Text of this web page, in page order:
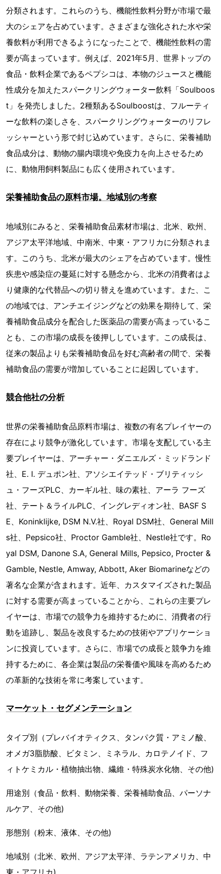
分類されます。これらのうち、機能性飲料分野が市場で最
大のシェアを占めています。さまざまな強化された水や栄
養飲料が利用できるようになったことで、機能性飲料の需
要が高まっています。例えば、2021年5月、世界トップの
食品・飲料企業であるペプシコは、本物のジュースと機能
性成分を加えたスパークリングウォーター飲料「Soulboos
t」を発売しました。2種類あるSoulboostは、フルーティ
ーな飲料の楽しさを、スパークリングウォーターのリフレ
ッシャーという形で封じ込めています。さらに、栄養補助
食品成分は、動物の腸内環境や免疫力を向上させるため
に、動物用飼料製品にも広く使用されています。
栄養補助食品の原料市場。地域別の考察
地域別にみると、栄養補助食品素材市場は、北米、欧州、
アジア太平洋地域、中南米、中東・アフリカに分類されま
す。このうち、北米が最大のシェアを占めています。慢性
疾患や感染症の蔓延に対する懸念から、北米の消費者はよ
り健康的な代替品への切り替えを進めています。また、こ
の地域では、アンチエイジングなどの効果を期待して、栄
養補助食品成分を配合した医薬品の需要が高まっているこ
とも、この市場の成長を後押ししています。この成長は、
従来の製品よりも栄養補助食品を好む高齢者の間で、栄養
補助食品の需要が増加していることに起因しています。
競合他社の分析
世界の栄養補助食品原料市場は、複数の有名プレイヤーの
存在により競争が激化しています。市場を支配している主
要プレイヤーは、アーチャー・ダニエルズ・ミッドランド
社、E. I. デュポン社、アソシエイテッド・ブリティッシ
ュ・フーズPLC、カーギル社、味の素社、アーラ フーズ
社、テート＆ライルPLC、イングレディオン社、BASF S
E、Koninklijke, DSM N.V.社、Royal DSM社、General Mill
s社、Pepsico社、Proctor Gamble社、Nestle社です。Ro
yal DSM, Danone S.A, General Mills, Pepsico, Procter &
Gamble, Nestle, Amway, Abbott, Aker Biomarineなどの
著名な企業が含まれます。近年、カスタマイズされた製品
に対する需要が高まっていることから、これらの主要プレ
イヤーは、市場での競争力を維持するために、消費者の行
動を追跡し、製品を改良するための技術やアプリケーショ
ンに投資しています。さらに、市場での成長と競争力を維
持するために、各企業は製品の栄養価や風味を高めるため
の革新的な技術を常に考案しています。
マーケット・セグメンテーション
タイプ別（プレバイオティクス、タンパク質・アミノ酸、
オメガ3脂肪酸、ビタミン、ミネラル、カロテノイド、フ
ィトケミカル・植物抽出物、繊維・特殊炭水化物、その他)
用途別（食品・飲料、動物栄養、栄養補助食品、パーソナ
ルケア、その他)
形態別（粉末、液体、その他)
地域別（北米、欧州、アジア太平洋、ラテンアメリカ、中
東・アフリカ)